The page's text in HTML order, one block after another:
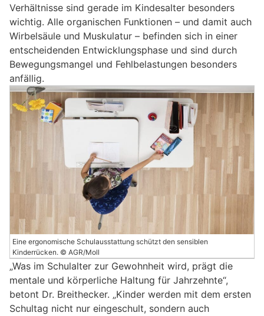
Verhältnisse sind gerade im Kindesalter besonders
wichtig. Alle organischen Funktionen – und damit auch
Wirbelsäule und Muskulatur – befinden sich in einer
entscheidenden Entwicklungsphase und sind durch
Bewegungsmangel und Fehlbelastungen besonders
anfällig.
Eine ergonomische Schulausstattung schützt den sensiblen
Kinderrücken. © AGR/Moll
„Was im Schulalter zur Gewohnheit wird, prägt die
mentale und körperliche Haltung für Jahrzehnte“,
betont Dr. Breithecker. „Kinder werden mit dem ersten
Schultag nicht nur eingeschult, sondern auch